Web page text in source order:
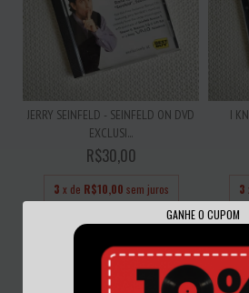
GANHE O CUPOM
JERRY SEINFELD - SEINFELD ON DVD
EXCLUSI...
R$30,00
3 x de R$10,00 sem juros
I
3